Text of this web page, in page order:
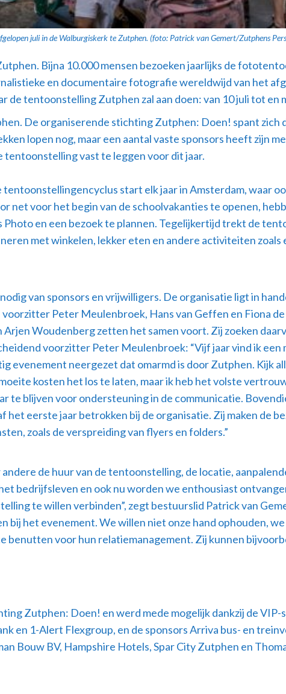
juli in de Walburgiskerk te Zutphen. (foto: Patrick van Gemert/Zutphens
Bijna 10.000 mensen bezoeken jaarlijks de
en documentaire fotografie wereldwijd van het
de tentoonstelling Zutphen zal aan doen: van 10 juli tot en
De organiserende stichting Zutphen: Doen! spant zich
lopen nog, maar een aantal vaste sponsors heeft zijn
vast te leggen voor dit jaar.
start elk jaar in Amsterdam, waar
net voor het begin van de schoolvakanties te openen,
en een bezoek te plannen. Tegelijkertijd trekt de
met winkelen, lekker eten en andere activiteiten zoals
van sponsors en vrijwilligers. De organisatie ligt in
Peter Meulenbroek, Hans van Geffen en Fiona de
Woudenberg zetten het samen voort. Zij zoeken
voorzitter Peter Meulenbroek: “Vijf jaar vind ik een
neergezet dat omarmd is door Zutphen. Kijk
kosten het los te laten, maar ik heb het volste
te blijven voor ondersteuning in de communicatie.
eerste jaar betrokken bij de organisatie. Zij maken de
zoals de verspreiding van flyers en folders.”
de huur van de tentoonstelling, de locatie,
bedrijfsleven en ook nu worden we enthousiast
te willen verbinden”, zegt bestuurslid Patrick van
bij het evenement. We willen niet onze hand ophouden,
voor hun relatiemanagement. Zij kunnen
Zutphen: Doen! en werd mede mogelijk dankzij de VIP-
en 1-Alert Flexgroup, en de sponsors Arriva bus- en
Bouw BV, Hampshire Hotels, Spar City Zutphen en